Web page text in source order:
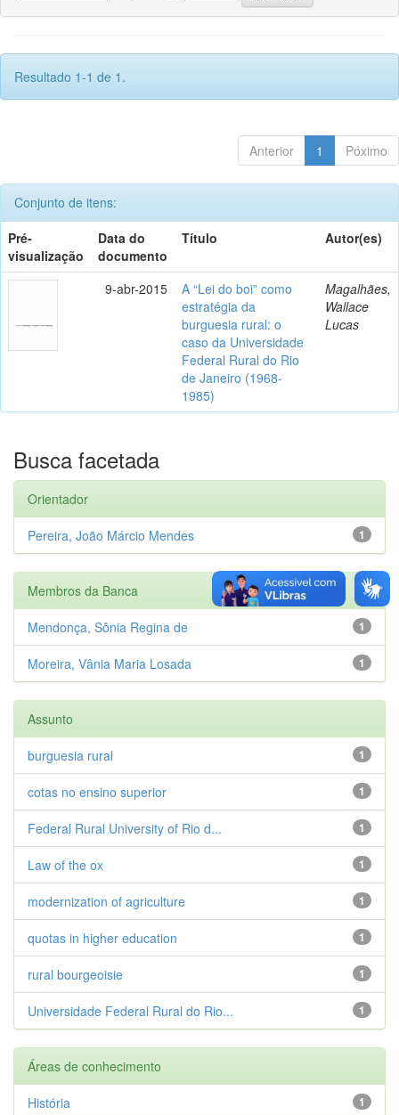
Resultado 1-1 de 1.
Anterior 1 Póximo
Conjunto de itens:
Pré-
visualização
Data do
documento
Título Autor(es)
9-abr-2015
A “Lei do boi” como
estratégia da
burguesia rural: o
caso da Universidade
Federal Rural do Rio
de Janeiro (1968-
1985)
Magalhães,
Wallace
Lucas
Busca facetada
Orientador
1
Pereira, João Márcio Mendes
Membros da Banca
1
Mendonça, Sônia Regina de
1
Moreira, Vânia Maria Losada
Assunto
1
burguesia rural
1
cotas no ensino superior
1
Federal Rural University of Rio d...
1
Law of the ox
1
modernization of agriculture
1
quotas in higher education
1
rural bourgeoisie
1
Universidade Federal Rural do Rio...
Áreas de conhecimento
1
História